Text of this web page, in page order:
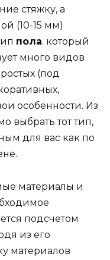
стяжку, а
(10-15 мм)
пола. который
много видов
(под
особенности. Из
выбрать тот тип,
для вас как по
материалы и
подсчетом
из его
материалов